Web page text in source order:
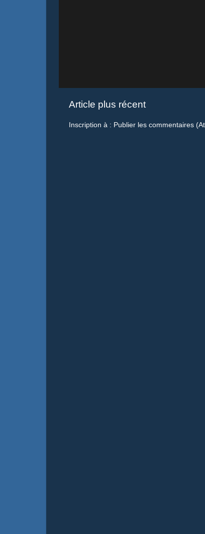
Article plus récent
Inscription à : Publier les commentaires